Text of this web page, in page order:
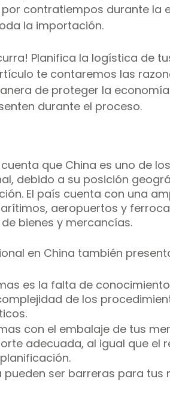
contratiempos durante la
la importación.
Planifica la logística de
te contaremos las
de proteger la
durante el proceso.
que China es uno de
debido a su posición
El país cuenta con una
aeropuertos y
bienes y mercancías.
en China también
es la falta de
de los
con el embalaje de tus
adecuada, al igual que el
ser barreras para tus